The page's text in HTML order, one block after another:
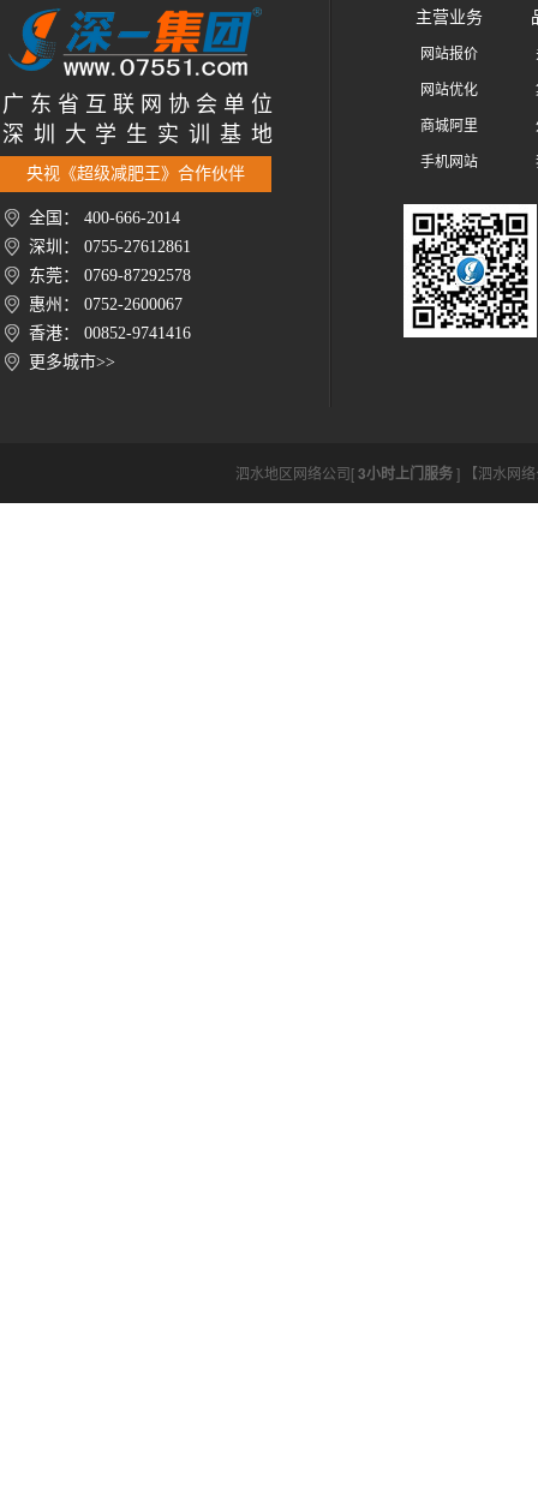
广 东 省 互 联 网 协 会 单 位
深 圳 大 学 生 实 训 基 地
央视《超级减肥王》合作伙伴
全国： 400-666-2014
深圳： 0755-27612861
东莞： 0769-87292578
惠州： 0752-2600067
香港： 00852-9741416
更多城市>>
主营业务
网站报价
网站优化
商城阿里
手机网站
泗水地区网络公司[3小时上门服务] 【泗水网